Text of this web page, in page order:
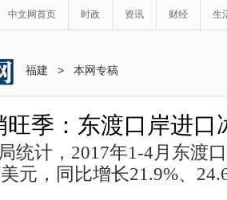
中文网首页 时政 资讯 财经 生
福建 > 本网专稿
旺季：东渡口岸进口
统计，2017年1-4月东渡
元，同比增长21.9%、